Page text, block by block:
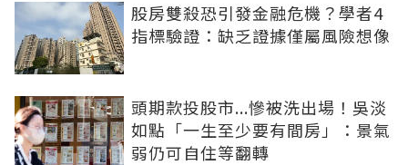
股房雙殺恐引發金融危機？學者4
指標驗證：缺乏證據僅屬風險想像
頭期款投股市...慘被洗出場！吳淡
如點「一生至少要有間房」：景氣
弱仍可自住等翻轉